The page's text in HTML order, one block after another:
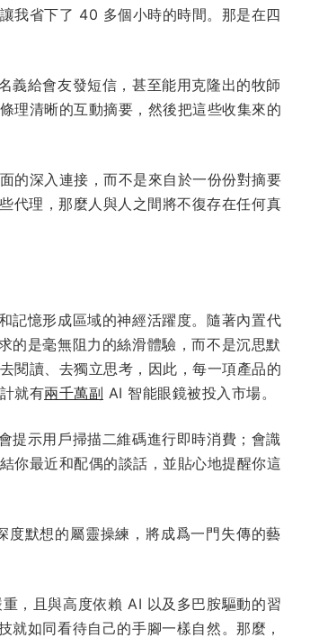
我省下了 40 多個小時的時間。那是在四
義給會友發短信，甚至能用克隆出的牧師
理清晰的互動摘要，然後把這些收集來的
的深入連接，而不是來自於一份份對摘要
代理，那麼人與人之間將不復存在任何真
記憶形成區域的神經活躍度。隨著內置代
的是毫無阻力的絲滑體驗，而不是沉思默
閱讀、去獨立思考，因此，每一項產品的
就有兩千萬副 AI 智能眼鏡被投入市場。
提示用戶掃描二維碼進行即時消費；會識
你最近和配偶的談話，並貼心地提醒你這
度默想的屬靈操練，將成爲一門失傳的藝
，且與高度依賴 AI 以及多巴胺驅動的習
如同看待自己的手腳一樣自然。那麼，